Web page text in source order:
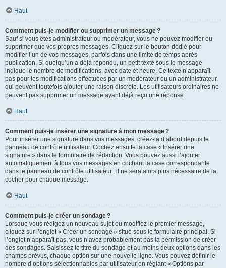
Haut
Comment puis-je modifier ou supprimer un message ?
Sauf si vous êtes administrateur ou modérateur, vous ne pouvez modifier ou
supprimer que vos propres messages. Cliquez sur le bouton dédié pour
modifier l’un de vos messages, parfois dans une limite de temps après
publication. Si quelqu’un a déjà répondu, un petit texte sous le message
indique le nombre de modifications, avec date et heure. Ce texte n’apparaît
pas pour les modifications effectuées par un modérateur ou un administrateur,
qui peuvent toutefois ajouter une raison discrète. Les utilisateurs ordinaires ne
peuvent pas supprimer un message ayant déjà reçu une réponse.
Haut
Comment puis-je insérer une signature à mon message ?
Pour insérer une signature dans vos messages, créez-la d’abord depuis le
panneau de contrôle utilisateur. Cochez ensuite la case « Insérer une
signature » dans le formulaire de rédaction. Vous pouvez aussi l’ajouter
automatiquement à tous vos messages en cochant la case correspondante
dans le panneau de contrôle utilisateur ; il ne sera alors plus nécessaire de la
cocher pour chaque message.
Haut
Comment puis-je créer un sondage ?
Lorsque vous rédigez un nouveau sujet ou modifiez le premier message,
cliquez sur l’onglet « Créer un sondage » situé sous le formulaire principal. Si
l’onglet n’apparaît pas, vous n’avez probablement pas la permission de créer
des sondages. Saisissez le titre du sondage et au moins deux options dans les
champs prévus, chaque option sur une nouvelle ligne. Vous pouvez définir le
nombre d’options sélectionnables par utilisateur en réglant « Options par